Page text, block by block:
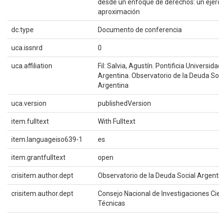
desde un enfoque de derechos: un
aproximación
dc.type Documento de conferencia
uca.issnrd 0
uca.affiliation
Fil: Salvia, Agustín. Pontificia
Argentina. Observatorio de la Deuda
Argentina
uca.version publishedVersion
item.fulltext With Fulltext
item.languageiso639-1 es
item.grantfulltext open
crisitem.author.dept Observatorio de la Deuda Social
crisitem.author.dept
Consejo Nacional de Investigaciones
Técnicas